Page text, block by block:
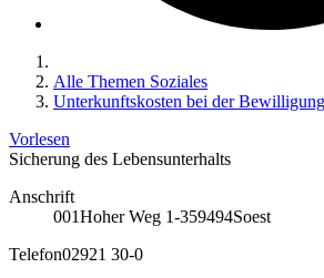
Alle Themen Soziales
Unterkunftskosten bei der
Vorlesen
Sicherung des Lebensunterhalts
Anschrift
001Hoher Weg 1-359494Soest
Telefon02921 30-0